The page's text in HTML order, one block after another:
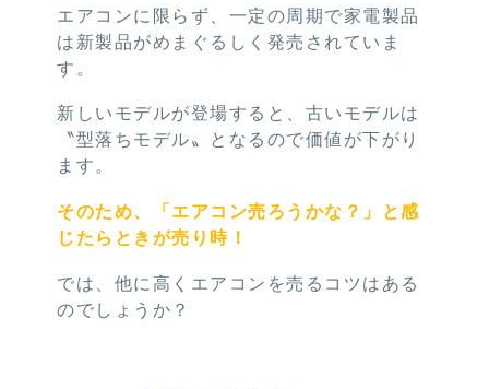
エアコンに限らず、一定の周期で家電製品
は新製品がめまぐるしく発売されていま
す。
新しいモデルが登場すると、古いモデルは
〝型落ちモデル〟となるので価値が下がり
ます。
そのため、「エアコン売ろうかな？」と感
じたらときが売り時！
では、他に高くエアコンを売るコツはある
のでしょうか？